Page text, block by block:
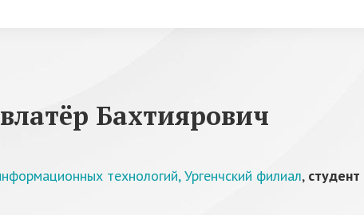
Бахтиярович
технологий, Ургенчский филиал, студент